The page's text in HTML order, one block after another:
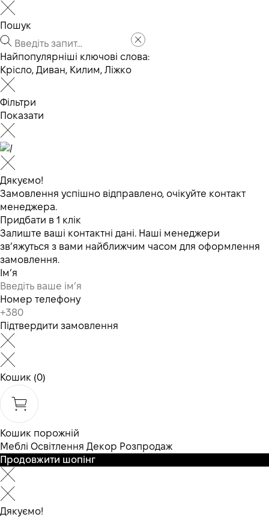
Пошук
Найпопулярніші ключові слова:
Крісло, Диван, Килим, Ліжко
Фільтри
Показати
Дякуємо!
Замовлення успішно відправлено, очікуйте контакт
менеджера.
Придбати в 1 клік
Залиште ваші контактні дані. Наші менеджери
зв’яжуться з вами найближчим часом для оформлення
замовлення.
Ім’я
Номер телефону
Підтвердити замовлення
Кошик (0)
Кошик порожній
Меблі Освітлення Декор Розпродаж
Продовжити шопінг
Дякуємо!